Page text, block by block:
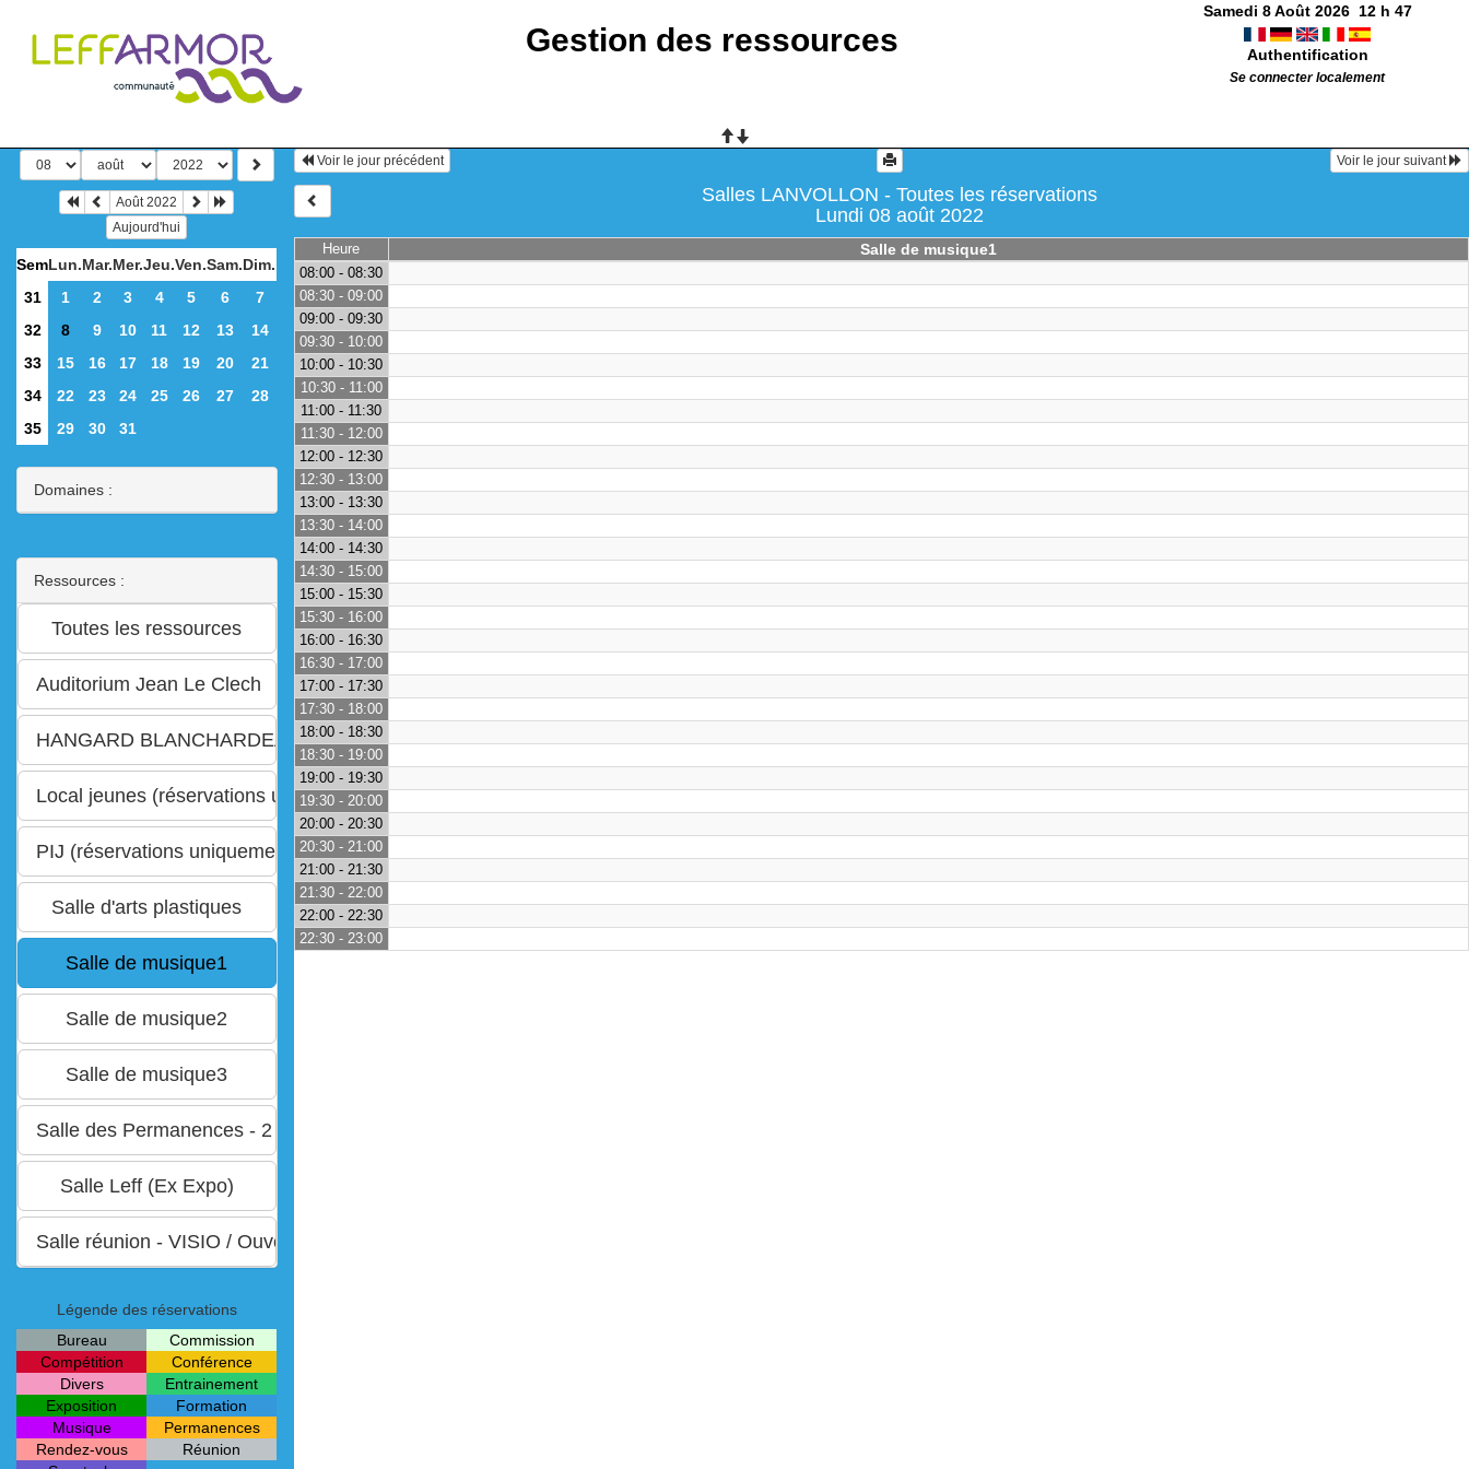
Gestion des ressources
Samedi 8 Août 2026 12h 47
Authentification
Se connecter localement
Août 2022
Aujourd'hui
SemLun.Mar.Mer.Jeu.Ven.Sam.Dim.
31
1 2 3 4 5 6
7
32
8 9 10 11 12 13
14
33
15 16 17 18 19 20
21
34
22 23 24 25 26 27
28
35
29 30 31
Domaines :
Ressources :
Légende des réservations
Bureau
Commission
Compétition
Conférence
Divers
Entrainement
Exposition
Formation
Musique
Permanences
Rendez-vous
Réunion
Voir le jour précédent Voir le jour suivant
Salles LANVOLLON - Toutes les réservations
Lundi 08 août 2022
Heure Salle de musique1
08:00 - 08:30
08:30 - 09:00
09:00 - 09:30
09:30 - 10:00
10:00 - 10:30
10:30 - 11:00
11:00 - 11:30
11:30 - 12:00
12:00 - 12:30
12:30 - 13:00
13:00 - 13:30
13:30 - 14:00
14:00 - 14:30
14:30 - 15:00
15:00 - 15:30
15:30 - 16:00
16:00 - 16:30
16:30 - 17:00
17:00 - 17:30
17:30 - 18:00
18:00 - 18:30
18:30 - 19:00
19:00 - 19:30
19:30 - 20:00
20:00 - 20:30
20:30 - 21:00
21:00 - 21:30
21:30 - 22:00
22:00 - 22:30
22:30 - 23:00